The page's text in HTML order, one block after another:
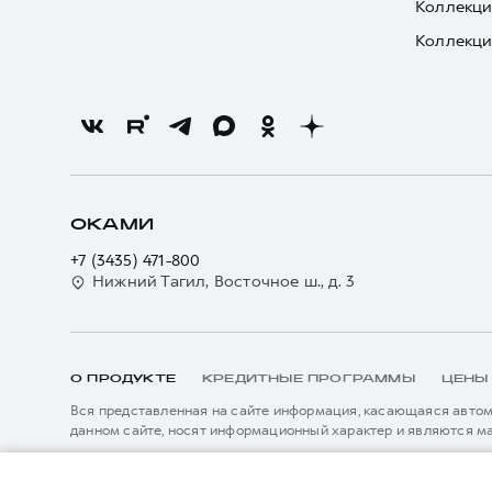
ОКАМИ
+7 (3435) 471-800
Нижний Тагил, Восточное ш., д. 3
О ПРОДУКТЕ КРЕДИТНЫЕ ПРОГРАММЫ ЦЕНЫ
Вся представленная на сайте информация, касающаяся
данном сайте, носят информационный характер и являются
подробной информации просьба обращаться к ближайшему
данном сайте информация может быть изменена в любое
****На некоторых автомобилях HAVAL может